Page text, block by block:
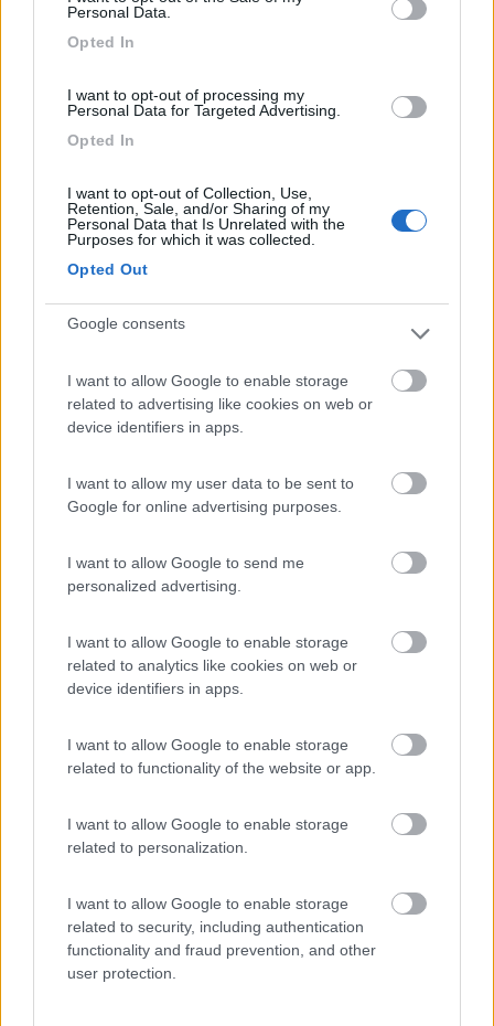
Personal Data.
Opted In
I want to opt-out of processing my
Personal Data for Targeted Advertising.
Opted In
I want to opt-out of Collection, Use,
Retention, Sale, and/or Sharing of my
Personal Data that Is Unrelated with the
Purposes for which it was collected.
Opted Out
Google consents
I want to allow Google to enable storage
related to advertising like cookies on web or
device identifiers in apps.
I want to allow my user data to be sent to
Google for online advertising purposes.
I want to allow Google to send me
personalized advertising.
I want to allow Google to enable storage
related to analytics like cookies on web or
device identifiers in apps.
I want to allow Google to enable storage
related to functionality of the website or app.
I want to allow Google to enable storage
related to personalization.
I want to allow Google to enable storage
related to security, including authentication
functionality and fraud prevention, and other
user protection.
camperusc
1880
mi segno anche questa perchè forse dopo Como vado a Torino
alla Venaria Reale
Dash
Inserito il18/04/2017 alle:
18:34:24
mi segno anche questa perchè forse dopo Como vado a Torino alla
Venaria Reale
Tieni anche presente che se devi comprare tre-quattro cose del
calibro di quelle da te descritte (raccordi bombole per estero
a 100€. I signori di Magenta (ci samo capiti, quelli dell'uscita di
Arluno) per acquisti da 100,00€ in su fanno la spedizione gratis.
Ciao da Dash
camperusc
Inserito il19/04/2017 alle:08:56:04
si d'accordo, ma visto che vado da quelle parti non mi dispiace
Inserito il19/04/2017 alle:18:15:56
Gira Gira è a un tiro di schioppo dall'autostrada ma in quanto ad
accessori non è fornitissimo. Però le cose banali le hanno.